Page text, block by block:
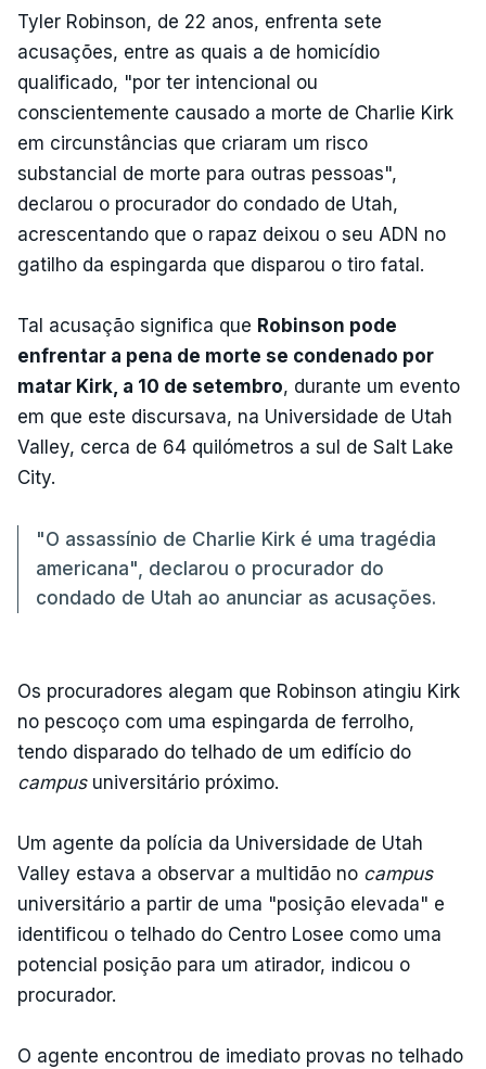
Tyler Robinson, de 22 anos, enfrenta sete
acusações, entre as quais a de homicídio
qualificado, "por ter intencional ou
conscientemente causado a morte de Charlie Kirk
em circunstâncias que criaram um risco
substancial de morte para outras pessoas",
declarou o procurador do condado de Utah,
acrescentando que o rapaz deixou o seu ADN no
gatilho da espingarda que disparou o tiro fatal.
Tal acusação significa que Robinson pode
enfrentar a pena de morte se condenado por
matar Kirk, a 10 de setembro, durante um evento
em que este discursava, na Universidade de Utah
Valley, cerca de 64 quilómetros a sul de Salt Lake
City.
"O assassínio de Charlie Kirk é uma tragédia
americana", declarou o procurador do
condado de Utah ao anunciar as acusações.
Os procuradores alegam que Robinson atingiu Kirk
no pescoço com uma espingarda de ferrolho,
tendo disparado do telhado de um edifício do
campusuniversitário próximo.
Um agente da polícia da Universidade de Utah
Valley estava a observar a multidão no campus
universitário a partir de uma "posição elevada" e
identificou o telhado do Centro Losee como uma
potencial posição para um atirador, indicou o
procurador.
O agente encontrou de imediato provas no telhado